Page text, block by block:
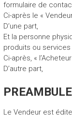
formulaire de
Ci-après le «
D’une part,
Et la personne
produits ou
Ci-après, «
D’autre part,
PREAMBULE
Le Vendeur est